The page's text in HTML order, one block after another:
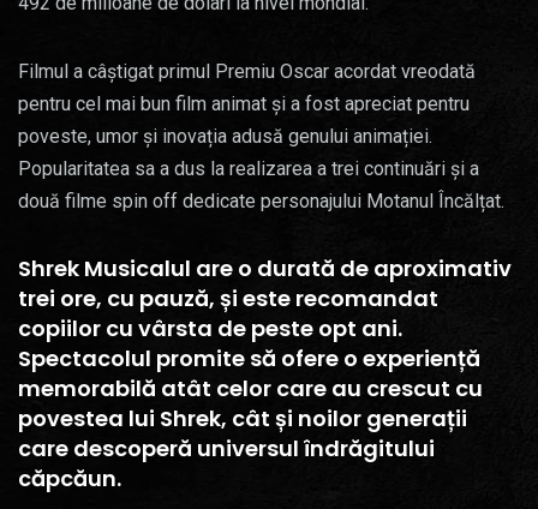
Filmul a câștigat primul Premiu Oscar acordat vreodată
pentru cel mai bun film animat și a fost apreciat pentru
poveste, umor și inovația adusă genului animației.
Popularitatea sa a dus la realizarea a trei continuări și a
două filme spin off dedicate personajului Motanul Încălțat.
Shrek Musicalul are o durată de aproximativ
trei ore, cu pauză, și este recomandat
copiilor cu vârsta de peste opt ani.
Spectacolul promite să ofere o experiență
memorabilă atât celor care au crescut cu
povestea lui Shrek, cât și noilor generații
care descoperă universul îndrăgitului
căpcăun.